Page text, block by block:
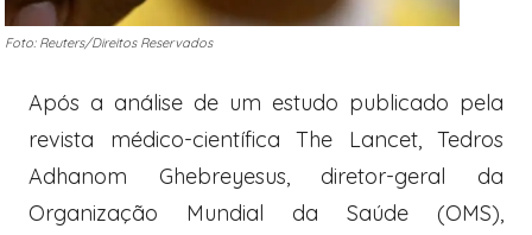
Foto: Reuters/Direitos Reservados
Após a análise de um estudo publicado pela
revista médico-científica The Lancet, Tedros
Adhanom Ghebreyesus, diretor-geral da
Organização Mundial da Saúde (OMS),